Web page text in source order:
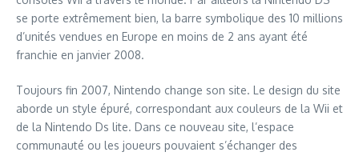
se porte extrêmement bien, la barre symbolique des 10 millions
d’unités vendues en Europe en moins de 2 ans ayant été
franchie en janvier 2008.
Toujours fin 2007, Nintendo change son site. Le design du site
aborde un style épuré, correspondant aux couleurs de la Wii et
de la Nintendo Ds lite. Dans ce nouveau site, l’espace
communauté ou les joueurs pouvaient s’échanger des